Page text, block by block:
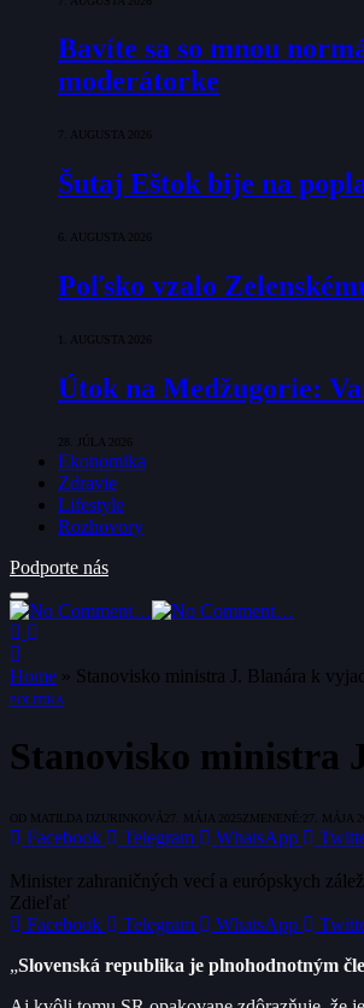
Bavíte sa so mnou
moderátorke
7. AUGUSTA 2026
Šutaj Eštok bije na
6. AUGUSTA 2026
Poľsko vzalo
1. AUGUSTA 2026
Útok na Medžugorie:
28. JÚLA 2026
Ekonomika
Zdravie
Lifestyle
Rozhovory
Podporte nás
Home » Stanovisko ministra J. Blanára k
POLITIKA
Stanovisko ministra
OD MATILDA DZURINKOVÁ 27. MÁJA 2025ZMENENÉ: 27. MÁJA
Facebook Telegram WhatsApp
Minister zahraničných vecí a európskych
Zdieľať
Facebook
Telegram WhatsApp
„Slovenská republika je plnohodnotným